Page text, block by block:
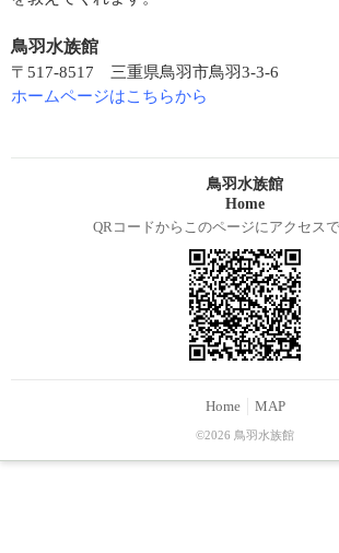
鳥羽水族館
〒517-8517 三重県鳥羽市鳥羽3-3-6
ホームページはこちらから
鳥羽水族館
Home
QRコードからこのページにアクセスで
Home MAP
©2026 鳥羽水族館